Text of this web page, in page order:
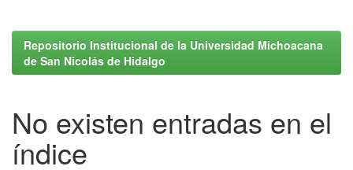
Repositorio Institucional de la Universidad Michoacana
de San Nicolás de Hidalgo
No existen entradas en el
índice